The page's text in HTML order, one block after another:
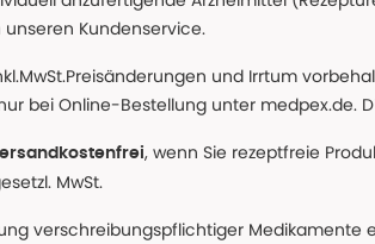
unseren Kundenservice.
und Irrtum
bei Online-Bestellung unter medpex.de.
, wenn Sie rezeptfreie
MwSt.
verschreibungspflichtiger